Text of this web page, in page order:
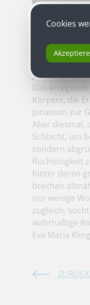
Das
Körpers, die
Jonasson zur
Aber diesmal,
Schlacht, um
sondern
Ruchlosigkeit
hinter deren
brechen
nur wenige
zugleich,
wahrhaftige
Eva Maria
ZURÜCK
Cookies